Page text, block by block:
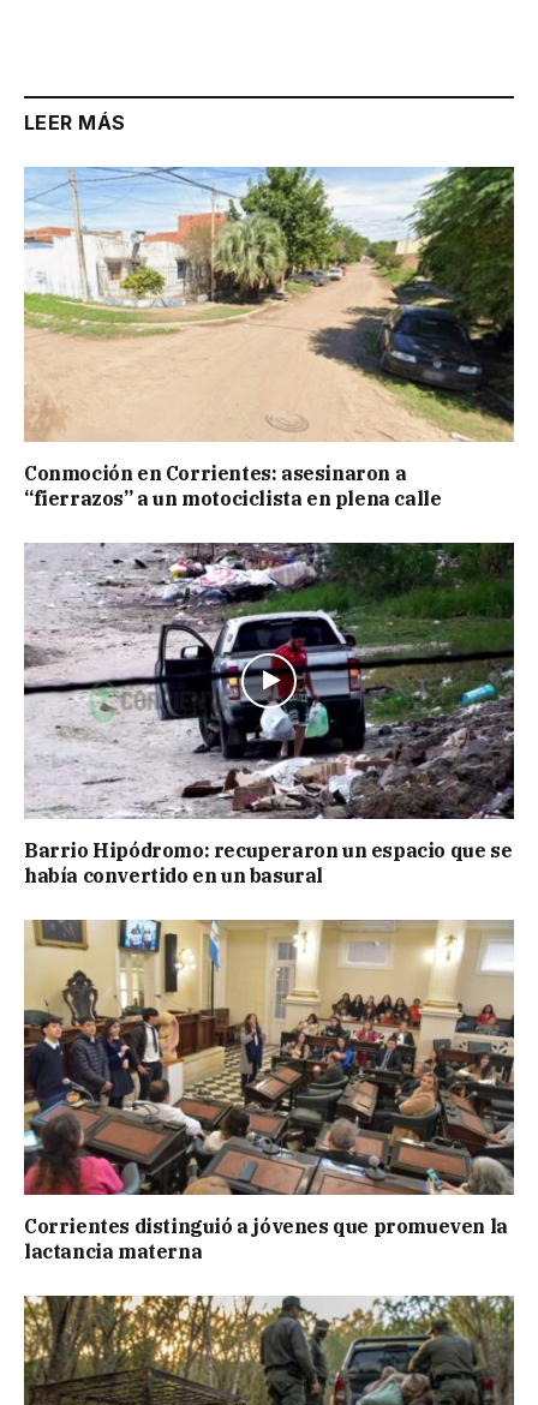
LEER MÁS
Conmoción en Corrientes: asesinaron a
“fierrazos” a un motociclista en plena calle
Barrio Hipódromo: recuperaron un espacio que se
había convertido en un basural
Corrientes distinguió a jóvenes que promueven la
lactancia materna